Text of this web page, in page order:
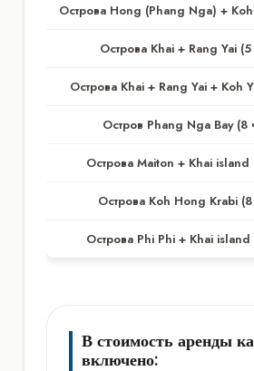
Острова Hong (Phang Nga) +
Острова Khai + Rang Yai
Острова Khai + Rang Yai + Koh
Остров Phang Nga Bay (8
Острова Maiton + Khai island
Острова Koh Hong Krabi
Острова Phi Phi + Khai island
В стоимость аренды
включено: